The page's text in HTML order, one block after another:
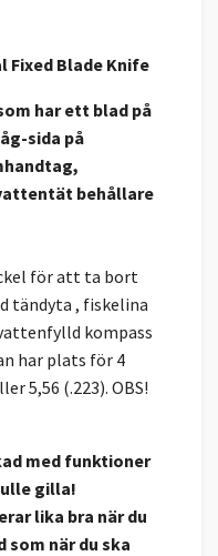
Fixed Blade Knife
har ett blad på
sida på
behållare
för att ta bort
tändyta , fiskelina
kompass
har plats för 4
5,56 (.223). OBS!
med funktioner
gilla!
lika bra när du
som när du ska